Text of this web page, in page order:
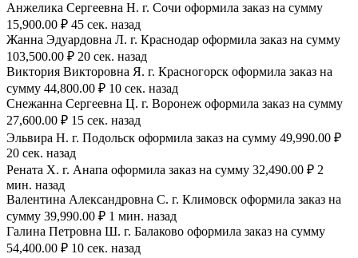
Анжелика Сергеевна Н. г. Сочи оформила заказ на сумму
15,900.00 ₽ 45 сек. назад
Жанна Эдуардовна Л. г. Краснодар оформила заказ на сумму
103,500.00 ₽ 20 сек. назад
Виктория Викторовна Я. г. Красногорск оформила заказ на
сумму 44,800.00 ₽ 10 сек. назад
Снежанна Сергеевна Ц. г. Воронеж оформила заказ на сумму
27,600.00 ₽ 15 сек. назад
Эльвира Н. г. Подольск оформила заказ на сумму 49,990.00 ₽
20 сек. назад
Рената Х. г. Анапа оформила заказ на сумму 32,490.00 ₽ 2
мин. назад
Валентина Александровна С. г. Климовск оформила заказ на
сумму 39,990.00 ₽ 1 мин. назад
Галина Петровна Ш. г. Балаково оформила заказ на сумму
54,400.00 ₽ 10 сек. назад